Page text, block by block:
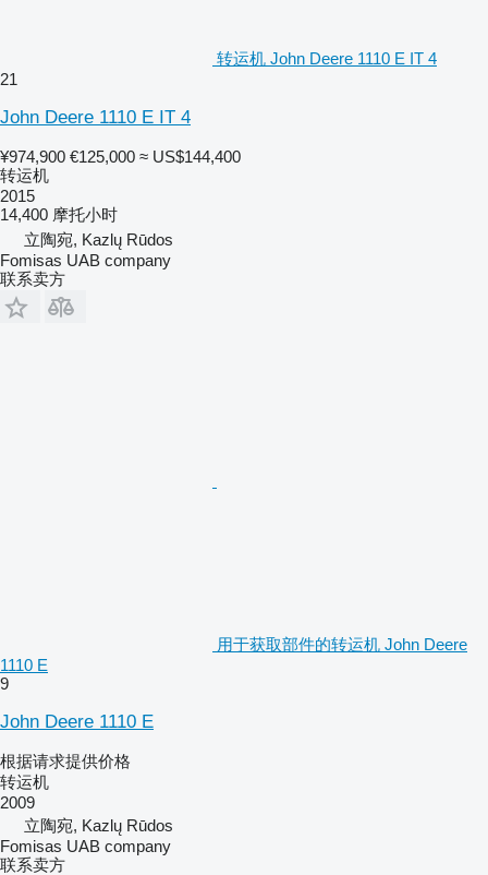
转运机 John Deere 1110 E IT 4
21
John Deere 1110 E IT 4
¥974,900 €125,000 ≈ US$144,400
转运机
2015
14,400 摩托小时
立陶宛, Kazlų Rūdos
Fomisas UAB company
联系卖方
用于获取部件的转运机 John Deere
1110 E
9
John Deere 1110 E
根据请求提供价格
转运机
2009
立陶宛, Kazlų Rūdos
Fomisas UAB company
联系卖方